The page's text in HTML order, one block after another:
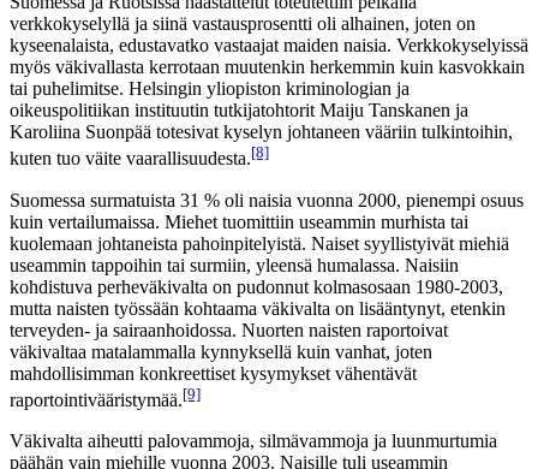
verkkokyselyllä ja siinä vastausprosentti oli alhainen, joten on
kyseenalaista, edustavatko vastaajat maiden naisia. Verkkokyselyissä
myös väkivallasta kerrotaan muutenkin herkemmin kuin kasvokkain
tai puhelimitse. Helsingin yliopiston kriminologian ja
oikeuspolitiikan instituutin tutkijatohtorit Maiju Tanskanen ja
Karoliina Suonpää totesivat kyselyn johtaneen vääriin tulkintoihin,
kuten tuo väite vaarallisuudesta.[8]
Suomessa surmatuista 31 % oli naisia vuonna 2000, pienempi osuus
kuin vertailumaissa. Miehet tuomittiin useammin murhista tai
kuolemaan johtaneista pahoinpitelyistä. Naiset syyllistyivät miehiä
useammin tappoihin tai surmiin, yleensä humalassa. Naisiin
kohdistuva perheväkivalta on pudonnut kolmasosaan 1980-2003,
mutta naisten työssään kohtaama väkivalta on lisääntynyt, etenkin
terveyden- ja sairaanhoidossa. Nuorten naisten raportoivat
väkivaltaa matalammalla kynnyksellä kuin vanhat, joten
mahdollisimman konkreettiset kysymykset vähentävät
raportointivääristymää.[9]
Väkivalta aiheutti palovammoja, silmävammoja ja luunmurtumia
päähän vain miehille vuonna 2003. Naisille tuli useammin